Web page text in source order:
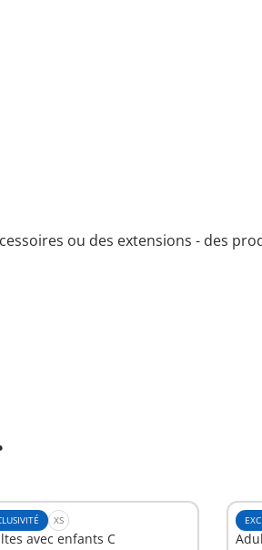
ou des extensions - des
XS
avec enfants C